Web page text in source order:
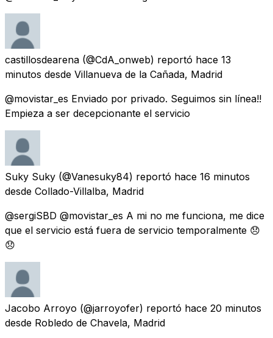
castillosdearena (@CdA_onweb) reportó hace 13
minutos desde Villanueva de la Cañada, Madrid
@movistar_es Enviado por privado. Seguimos sin línea!!
Empieza a ser decepcionante el servicio
Suky Suky (@Vanesuky84) reportó hace 16 minutos
desde Collado-Villalba, Madrid
@sergiSBD @movistar_es A mi no me funciona, me dice
que el servicio está fuera de servicio temporalmente 😞
😞
Jacobo Arroyo (@jarroyofer) reportó hace 20 minutos
desde Robledo de Chavela, Madrid